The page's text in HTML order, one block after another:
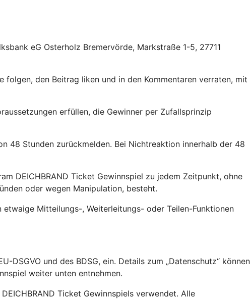
eG Osterholz Bremervörde, Markstraße 1-5, 27711
den Beitrag liken und in den Kommentaren verraten, mit
erfüllen, die Gewinner per Zufallsprinzip
Stunden zurückmelden. Bei Nichtreaktion innerhalb der 48
DEICHBRAND Ticket Gewinnspiel zu jedem Zeitpunkt, ohne
oder wegen Manipulation, besteht.
Mitteilungs-, Weiterleitungs- oder Teilen-Funktionen
und des BDSG, ein. Details zum „Datenschutz“ können
weiter unten entnehmen.
Ticket Gewinnspiels verwendet. Alle